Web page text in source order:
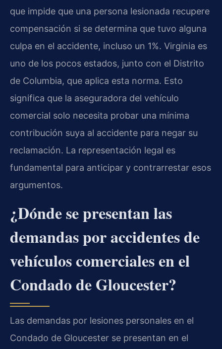
que impide que una persona lesionada recupere
compensación si se determina que tuvo alguna
culpa en el accidente, incluso un 1%. Virginia es
uno de los pocos estados, junto con el Distrito
de Columbia, que aplica esta norma. Esto
significa que la aseguradora del vehículo
comercial solo necesita probar una mínima
contribución suya al accidente para negar su
reclamación. La representación legal es
fundamental para anticipar y contrarrestar esos
argumentos.
¿Dónde se presentan las
demandas por accidentes de
vehículos comerciales en el
Condado de Gloucester?
Las demandas por lesiones personales en el
Condado de Gloucester se presentan en el